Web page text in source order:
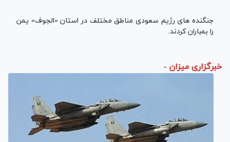
جنگنده های رژیم سعودی مناطق مختلف در استان «الجوف» یمن
را بمباران کردند.
خبرگزاری میزان -